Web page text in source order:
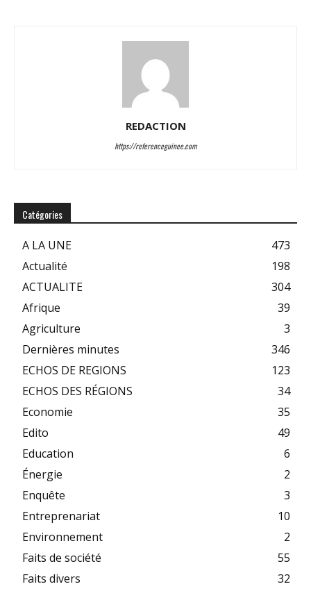
REDACTION
https://referenceguinee.com
Catégories
A LA UNE
473
Actualité
198
ACTUALITE
304
Afrique
39
Agriculture
3
Dernières minutes
346
ECHOS DE REGIONS
123
ECHOS DES RÉGIONS
34
Economie
35
Edito
49
Education
6
Énergie
2
Enquête
3
Entreprenariat
10
Environnement
2
Faits de société
55
Faits divers
32